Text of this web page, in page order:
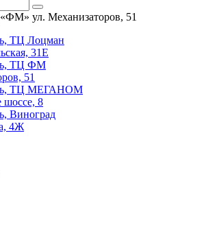
ул. Механизаторов, 51
ТЦ Лоцман
31Е
ТЦ ФМ
51
ТЦ МЕГАНОМ
шоссе, 8
Виноград
4Ж